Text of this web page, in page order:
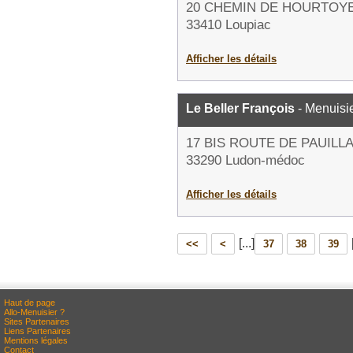
20 CHEMIN DE
33410 Loupiac
Afficher les détails
Le Beller François -
17 BIS ROUTE DE
33290 Ludon-médoc
Afficher les détails
<< < [...] 37 38 39
Haut de page
Allo-Menuisier ?
Sites Partenaires
Liens Partenaires
Mentions légales
Contact